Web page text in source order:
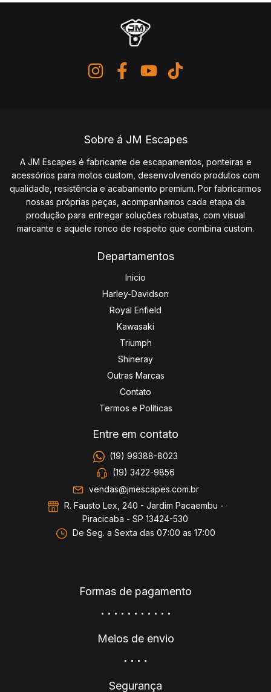
Sobre á JM Escapes
A JM Escapes é fabricante de escapamentos, ponteiras e
acessórios para motos custom, desenvolvendo produtos com
qualidade, resistência e acabamento premium. Por fabricarmos
nossas próprias peças, acompanhamos cada etapa da
produção para entregar soluções robustas, com visual
marcante e aquele ronco de respeito que combina custom.
Departamentos
Inicio
Harley-Davidson
Royal Enfield
Kawasaki
Triumph
Shineray
Outras Marcas
Contato
Termos e Políticas
Entre em contato
(19) 99388-8023
(19) 3422-9856
vendas@jmescapes.com.br
R. Fausto Lex, 240 - Jardim Pacaembu -
Piracicaba - SP 13424-530
De Seg. a Sexta das 07:00 as 17:00
Formas de pagamento